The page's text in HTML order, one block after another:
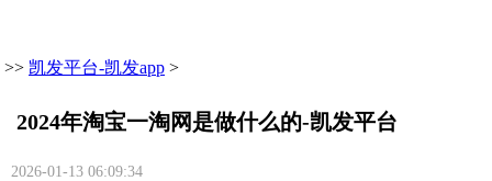
>> 凯发平台-凯发app >
2024年淘宝一淘网是做什么的-凯发平台
2026-01-13 06:09:34